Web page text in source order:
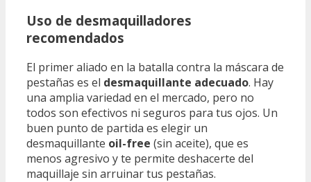
Uso de desmaquilladores
recomendados
El primer aliado en la batalla contra la máscara de
pestañas es el desmaquillante adecuado. Hay
una amplia variedad en el mercado, pero no
todos son efectivos ni seguros para tus ojos. Un
buen punto de partida es elegir un
desmaquillante oil-free (sin aceite), que es
menos agresivo y te permite deshacerte del
maquillaje sin arruinar tus pestañas.